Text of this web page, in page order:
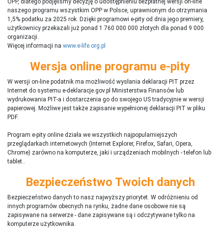
naszego programu wszystkim OPP w Polsce, uprawnionym do otrzymania
1,5% podatku za 2025 rok. Dzięki programowi e-pity od dnia jego premiery,
użytkownicy przekazali już ponad 1 760 000 000 złotych dla ponad 9 000
organizacji.
Więcej informacji na www.e-life.org.pl
Wersja online programu e-pity
W wersji on-line podatnik ma możliwość wysłania deklaracji PIT przez
Internet do systemu e-deklaracje.gov.pl Ministerstwa Finansów lub
wydrukowania PIT-a i dostarczenia go do swojego US tradycyjnie w wersji
papierowej. Możliwe jest także zapisanie wypełnionej deklaracji PIT w pliku
PDF.
Program e-pity online działa we wszystkich najpopularniejszych
przeglądarkach internetowych (Internet Explorer, Firefox, Safari, Opera,
Chrome) zarówno na komputerze, jaki i urządzeniach mobilnych - telefon lub
tablet..
Bezpieczeństwo Twoich danych
Bezpieczeństwo danych to nasz najwyższy priorytet. W odróżnieniu od
innych programów obecnych na rynku, żadne dane osobowe nie są
zapisywane na serwerze - dane zapisywane są i odczytywane tylko na
komputerze użytkownika.